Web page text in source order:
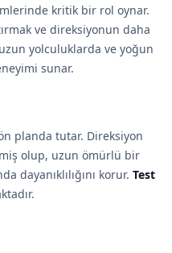
kritik bir rol oynar.
ve direksiyonun daha
yolculuklarda ve yoğun
sunar.
planda tutar. Direksiyon
olup, uzun ömürlü bir
dayanıklılığını korur. Test